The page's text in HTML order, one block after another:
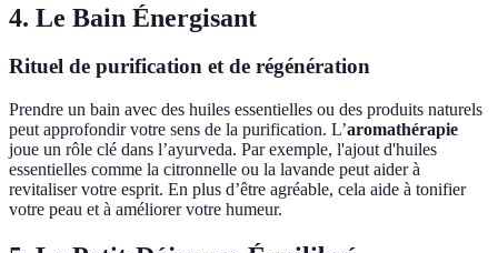
4. Le Bain Énergisant
Rituel de purification et de régénération
Prendre un bain avec des huiles essentielles ou des produits naturels
peut approfondir votre sens de la purification. L’aromathérapie
joue un rôle clé dans l’ayurveda. Par exemple, l'ajout d'huiles
essentielles comme la citronnelle ou la lavande peut aider à
revitaliser votre esprit. En plus d’être agréable, cela aide à tonifier
votre peau et à améliorer votre humeur.